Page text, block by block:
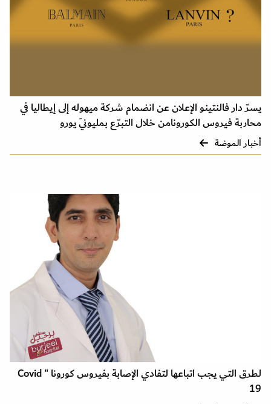
يسرّ دار فالنتينو الإعلان عن انضمام شركة ميهوله إلى إيطاليا في
محاربة فيروس الكورونامن خلال التبرّع بمليونَي يورو
أخبار الموضة
لطرق التي يجب اتباعها لتفادي الإصابة بفيروس كورونا " Covid
19